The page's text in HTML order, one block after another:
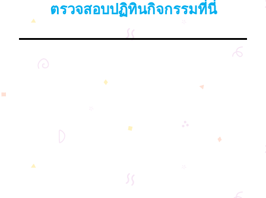
ตรวจสอบปฏิทินกิจกรรมที่นี่